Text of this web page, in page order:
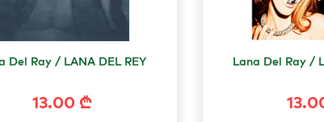
Del Ray / LANA DEL REY
13.00 ₾
Lana Del Ray /